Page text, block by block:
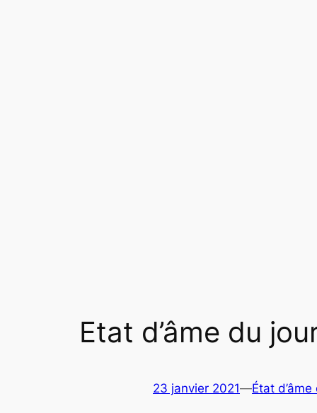
Etat d’âme du
23 janvier 2021—État